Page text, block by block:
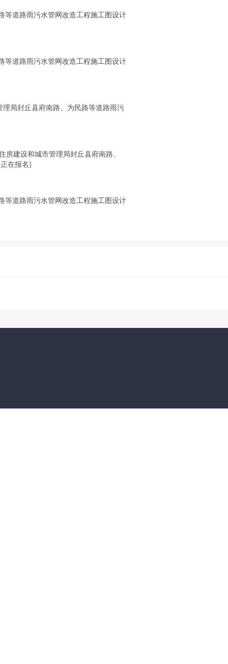
等道路雨污水管网改造工程施工图设计
等道路雨污水管网改造工程施工图设计
局封丘县府南路、为民路等道路雨污
建设和城市管理局封丘县府南路、
在报名]
等道路雨污水管网改造工程施工图设计